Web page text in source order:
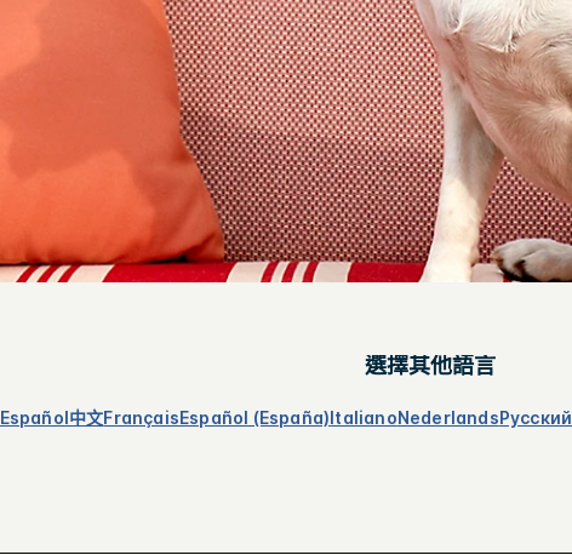
選擇其他語言
Español中文FrançaisEspañol (España)ItalianoNederlandsРусский